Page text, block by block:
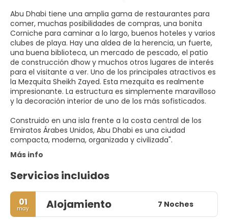
Abu Dhabi tiene una amplia gama de restaurantes para
comer, muchas posibilidades de compras, una bonita
Corniche para caminar a lo largo, buenos hoteles y varios
clubes de playa. Hay una aldea de la herencia, un fuerte,
una buena biblioteca, un mercado de pescado, el patio
de construcción dhow y muchos otros lugares de interés
para el visitante a ver. Uno de los principales atractivos es
la Mezquita Sheikh Zayed. Esta mezquita es realmente
impresionante. La estructura es simplemente maravilloso
y la decoración interior de uno de los más sofisticados.
Construido en una isla frente a la costa central de los
Emiratos Árabes Unidos, Abu Dhabi es una ciudad
Más info
Servicios incluidos
01
may Alojamiento 7 Noches